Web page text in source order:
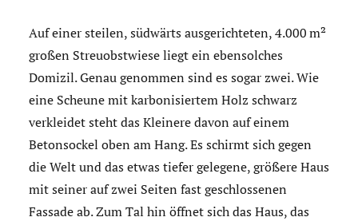
Auf einer steilen, südwärts ausgerichteten, 4.000 m²
großen Streuobstwiese liegt ein ebensolches
Domizil. Genau genommen sind es sogar zwei. Wie
eine Scheune mit karbonisiertem Holz schwarz
verkleidet steht das Kleinere davon auf einem
Betonsockel oben am Hang. Es schirmt sich gegen
die Welt und das etwas tiefer gelegene, größere Haus
mit seiner auf zwei Seiten fast geschlossenen
Fassade ab. Zum Tal hin öffnet sich das Haus, das